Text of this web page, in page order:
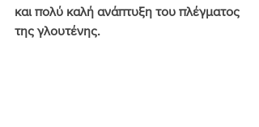
και πολύ καλή ανάπτυξη του πλέγματος
της γλουτένης.